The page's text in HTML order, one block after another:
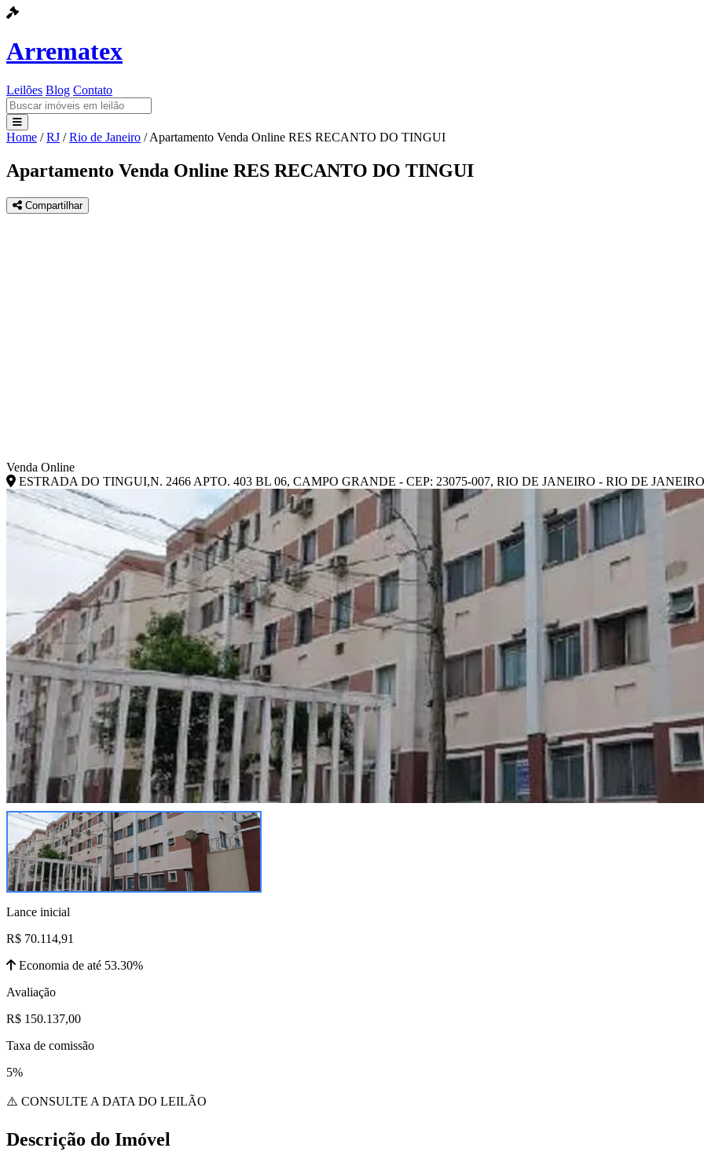
Arrematex
Leilões Blog Contato
Leilões
Blog
Contato
Home / RJ / Rio de Janeiro / Apartamento Venda Online RES RECANTO DO TINGUI
Apartamento Venda Online RES RECANTO DO TINGUI
Compartilhar
Venda Online
ESTRADA DO TINGUI,N. 2466 APTO. 403 BL 06, CAMPO GRANDE - CEP: 23075-007, RIO DE JANEIRO - RIO DE JANEIRO
Lance inicial
R$ 70.114,91
Economia de até 53.30%
Avaliação
R$ 150.137,00
Taxa de comissão
5%
⚠️ CONSULTE A DATA DO LEILÃO
Descrição do Imóvel